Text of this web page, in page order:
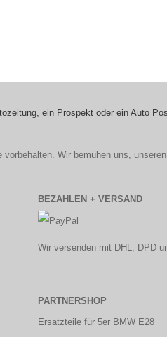
ein Prospekt oder ein Auto
Wir bemühen uns,
BEZAHLEN + VERSAND
Wir versenden mit DHL, DPD
PARTNERSHOP
Ersatzteile für 5er BMW E28